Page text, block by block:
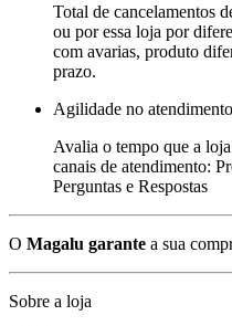
Total de cancelamentos
ou por essa loja por
com avarias, produto
prazo.
Agilidade no atendimento
Avalia o tempo que a
canais de atendimento:
Perguntas e Respostas
O Magalu garante a sua
Sobre a loja